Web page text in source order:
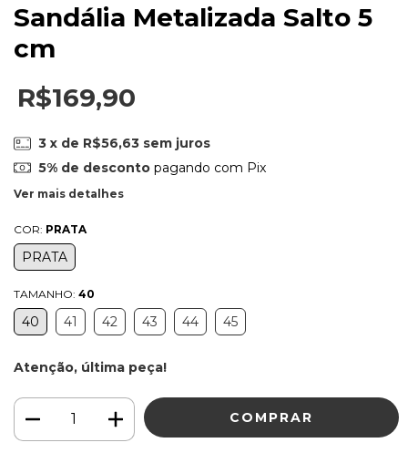
Sandália Metalizada Salto 5
cm
R$169,90
3 x de R$56,63 sem juros
5% de descontopagando com Pix
Ver mais detalhes
COR: PRATA
PRATA
TAMANHO: 40
40 41 42 43 44 45
Atenção, última peça!